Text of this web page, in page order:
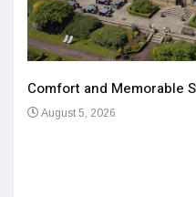
Comfort and Memorable
August 5, 2026